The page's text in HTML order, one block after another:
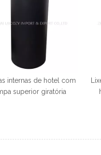
internas de hotel com
superior giratória